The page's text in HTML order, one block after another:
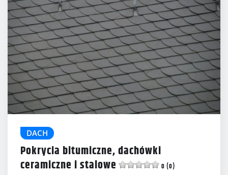
DACH
Pokrycia bitumiczne, dachówki
ceramiczne i stalowe
0 (0)